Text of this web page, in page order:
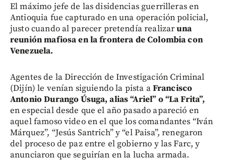
El máximo jefe de las disidencias guerrilleras en
Antioquia fue capturado en una operación policial,
justo cuando al parecer pretendía realizaruna
reunión mafiosa en la frontera de Colombia con
Venezuela.
Agentes de la Dirección de Investigación Criminal
(Dijín) le venían siguiendo la pista aFrancisco
Antonio Durango Úsuga, alias “Ariel” o “La Frita”,
en especial desde que el año pasado apareció en
aquel famoso video en el que los comandantes “Iván
Márquez”, “Jesús Santrich” y “el Paisa”, renegaron
del proceso de paz entre el gobierno y las Farc, y
anunciaron que seguirían en la lucha armada.